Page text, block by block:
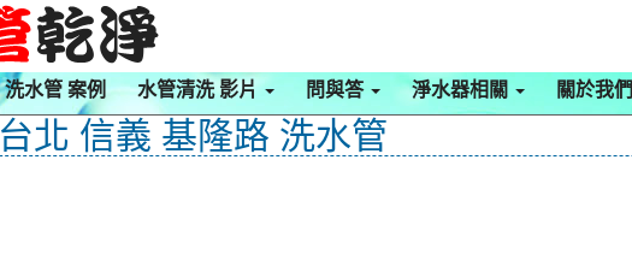
洗水管 案例 水管清洗 影片 問與答 淨水器相關 關於我們
北 信義 基隆路 洗水管